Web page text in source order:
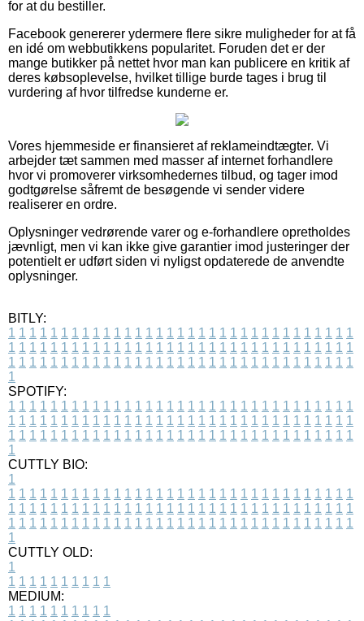
for at du bestiller.
Facebook genererer ydermere flere sikre muligheder for at få
en idé om webbutikkens popularitet. Foruden det er der
mange butikker på nettet hvor man kan publicere en kritik af
deres købsoplevelse, hvilket tillige burde tages i brug til
vurdering af hvor tilfredse kunderne er.
Vores hjemmeside er finansieret af reklameindtægter. Vi
arbejder tæt sammen med masser af internet forhandlere
hvor vi promoverer virksomhedernes tilbud, og tager imod
godtgørelse såfremt de besøgende vi sender videre
realiserer en ordre.
Oplysninger vedrørende varer og e-forhandlere opretholdes
jævnligt, men vi kan ikke give garantier imod justeringer der
potentielt er udført siden vi nyligst opdaterede de anvendte
oplysninger.
BITLY:
1 1 1 1 1 1 1 1 1 1 1 1 1 1 1 1 1 1 1 1 1 1 1 1 1 1 1 1 1 1 1 1 1
1 1 1 1 1 1 1 1 1 1 1 1 1 1 1 1 1 1 1 1 1 1 1 1 1 1 1 1 1 1 1 1 1
1 1 1 1 1 1 1 1 1 1 1 1 1 1 1 1 1 1 1 1 1 1 1 1 1 1 1 1 1 1 1 1 1
1
SPOTIFY:
1 1 1 1 1 1 1 1 1 1 1 1 1 1 1 1 1 1 1 1 1 1 1 1 1 1 1 1 1 1 1 1 1
1 1 1 1 1 1 1 1 1 1 1 1 1 1 1 1 1 1 1 1 1 1 1 1 1 1 1 1 1 1 1 1 1
1 1 1 1 1 1 1 1 1 1 1 1 1 1 1 1 1 1 1 1 1 1 1 1 1 1 1 1 1 1 1 1 1
1
CUTTLY BIO:
1
1 1 1 1 1 1 1 1 1 1 1 1 1 1 1 1 1 1 1 1 1 1 1 1 1 1 1 1 1 1 1 1 1
1 1 1 1 1 1 1 1 1 1 1 1 1 1 1 1 1 1 1 1 1 1 1 1 1 1 1 1 1 1 1 1 1
1 1 1 1 1 1 1 1 1 1 1 1 1 1 1 1 1 1 1 1 1 1 1 1 1 1 1 1 1 1 1 1 1
1
CUTTLY OLD:
1
1 1 1 1 1 1 1 1 1 1
MEDIUM:
1 1 1 1 1 1 1 1 1 1